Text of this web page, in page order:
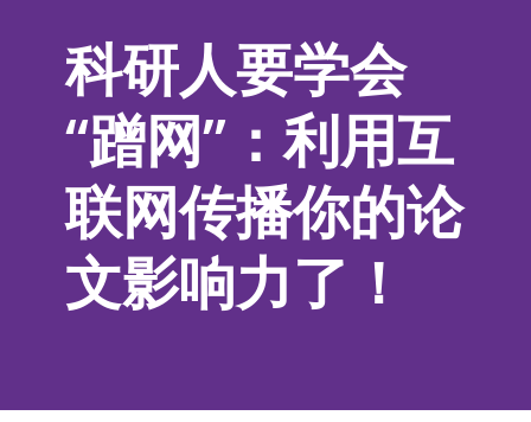
科研人要学会
“蹭网”：利用互
联网传播你的论
文影响力了！